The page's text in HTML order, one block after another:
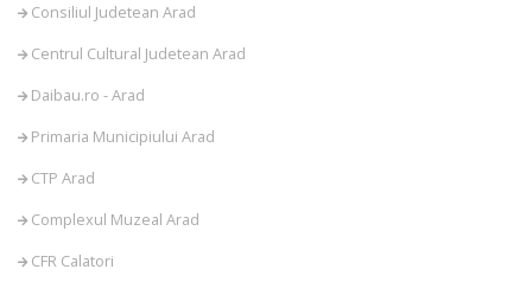
Consiliul Judetean Arad
Centrul Cultural Judetean Arad
Daibau.ro - Arad
Primaria Municipiului Arad
CTP Arad
Complexul Muzeal Arad
CFR Calatori